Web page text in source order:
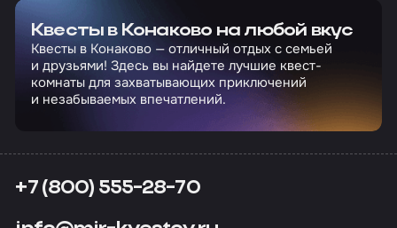
Квесты в Конаково на любой вкус
Квесты в Конаково — отличный отдых с семьей
и друзьями! Здесь вы найдете лучшие квест-
комнаты для захватывающих приключений
и незабываемых впечатлений.
+7 (800) 555-28-70